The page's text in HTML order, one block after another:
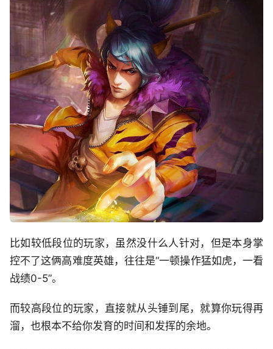
比如较低段位的玩家，虽然没什么人针对，但是本身掌
控不了这俩高难度英雄，往往是“一顿操作猛如虎，一看
战绩0-5”。
而较高段位的玩家，直接就从头锤到尾，就算你玩得再
溜，也根本不给你发育的时间和发挥的余地。